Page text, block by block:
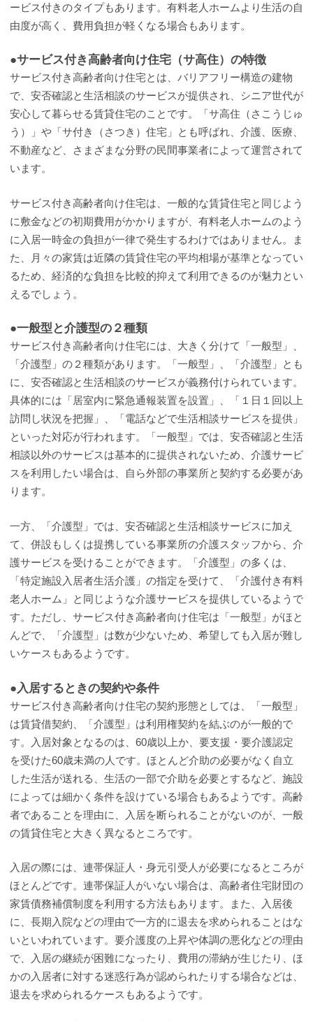
ービス付きのタイプもあります。有料老人ホームより生活の自
由度が高く、費用負担が軽くなる場合もあります。
●サービス付き高齢者向け住宅（サ高住）の特徴
サービス付き高齢者向け住宅とは、バリアフリー構造の建物
で、安否確認と生活相談のサービスが提供され、シニア世代が
安心して暮らせる賃貸住宅のことです。「サ高住（さこうじゅ
う）」や「サ付き（さつき）住宅」とも呼ばれ、介護、医療、
不動産など、さまざまな分野の民間事業者によって運営されて
います。
サービス付き高齢者向け住宅は、一般的な賃貸住宅と同じよう
に敷金などの初期費用がかかりますが、有料老人ホームのよう
に入居一時金の負担が一律で発生するわけではありません。ま
た、月々の家賃は近隣の賃貸住宅の平均相場が基準となってい
るため、経済的な負担を比較的抑えて利用できるのが魅力とい
えるでしょう。
●一般型と介護型の２種類
サービス付き高齢者向け住宅には、大きく分けて「一般型」、
「介護型」の２種類があります。「一般型」、「介護型」とも
に、安否確認と生活相談のサービスが義務付けられています。
具体的には「居室内に緊急通報装置を設置」、「１日１回以上
訪問し状況を把握」、「電話などで生活相談サービスを提供」
といった対応が行われます。「一般型」では、安否確認と生活
相談以外のサービスは基本的に提供されないため、介護サービ
スを利用したい場合は、自ら外部の事業所と契約する必要があ
ります。
一方、「介護型」では、安否確認と生活相談サービスに加え
て、併設もしくは提携している事業所の介護スタッフから、介
護サービスを受けることができます。「介護型」の多くは、
「特定施設入居者生活介護」の指定を受けて、「介護付き有料
老人ホーム」と同じような介護サービスを提供しているようで
す。ただし、サービス付き高齢者向け住宅は「一般型」がほと
んどで、「介護型」は数が少ないため、希望しても入居が難し
いケースもあるようです。
●入居するときの契約や条件
サービス付き高齢者向け住宅の契約形態としては、「一般型」
は賃貸借契約、「介護型」は利用権契約を結ぶのが一般的で
す。入居対象となるのは、60歳以上か、要支援・要介護認定
を受けた60歳未満の人です。ほとんど介助の必要がなく自立
した生活が送れる、生活の一部で介助を必要とするなど、施設
によっては細かく条件を設けている場合もあるようです。高齢
者であることを理由に、入居を断られることがないのが、一般
の賃貸住宅と大きく異なるところです。
入居の際には、連帯保証人・身元引受人が必要になるところが
ほとんどです。連帯保証人がいない場合は、高齢者住宅財団の
家賃債務補償制度を利用する方法もあります。また、入居後
に、長期入院などの理由で一方的に退去を求められることはな
いといわれています。要介護度の上昇や体調の悪化などの理由
で、入居の継続が困難になったり、費用の滞納が生じたり、ほ
かの入居者に対する迷惑行為が認められたりする場合などは、
退去を求められるケースもあるようです。